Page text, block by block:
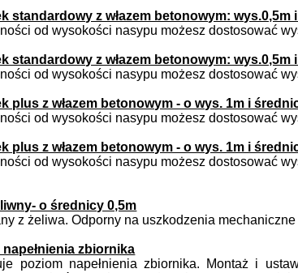
standardowy z włazem betonowym: wys.0,5m
od wysokości nasypu możesz dostosować
standardowy z włazem betonowym: wys.0,5m
od wysokości nasypu możesz dostosować
plus z włazem betonowym - o wys. 1m i
od wysokości nasypu możesz dostosować
plus z włazem betonowym - o wys. 1m i
od wysokości nasypu możesz dostosować
o średnicy 0,5m
z żeliwa. Odporny na uszkodzenia
zbiornika
poziom napełnienia zbiornika. Montaż i